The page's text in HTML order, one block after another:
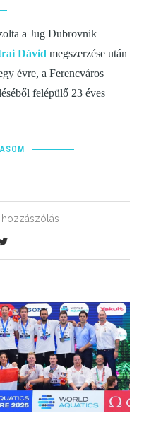
a Jug Dubrovnik
Dávid megszerzése után
évre, a Ferencváros
felépülő 23 éves